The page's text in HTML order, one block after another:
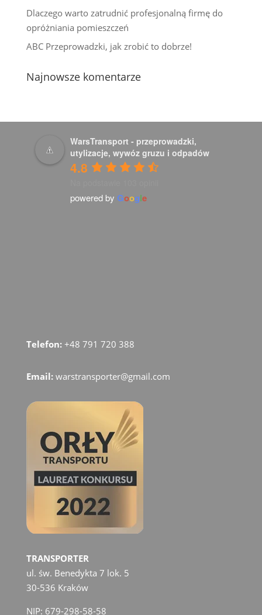
Dlaczego warto zatrudnić profesjonalną firmę do
opróżniania pomieszczeń
ABC Przeprowadzki, jak zrobić to dobrze!
Najnowsze komentarze
WarsTransport - przeprowadzki,
utylizacje, wywóz gruzu i odpadów
4.8
powered by Google
Telefon: +48 791 720 388
Email: warstransporter@gmail.com
TRANSPORTER
ul. św. Benedykta 7 lok. 5
30-536 Kraków
NIP: 679-298-58-58